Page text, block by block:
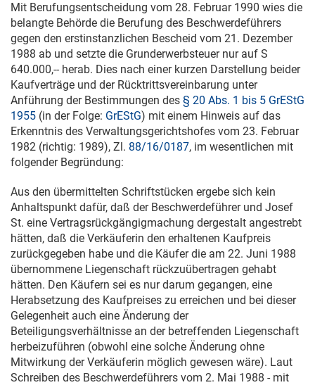
Mit Berufungsentscheidung vom 28. Februar 1990 wies die
belangte Behörde die Berufung des Beschwerdeführers
gegen den erstinstanzlichen Bescheid vom 21. Dezember
1988 ab und setzte die Grunderwerbsteuer nur auf S
640.000,-- herab. Dies nach einer kurzen Darstellung beider
Kaufverträge und der Rücktrittsvereinbarung unter
Anführung der Bestimmungen des § 20 Abs. 1 bis 5 GrEStG
1955 (in der Folge: GrEStG) mit einem Hinweis auf das
Erkenntnis des Verwaltungsgerichtshofes vom 23. Februar
1982 (richtig: 1989), Zl. 88/16/0187, im wesentlichen mit
folgender Begründung:
Aus den übermittelten Schriftstücken ergebe sich kein
Anhaltspunkt dafür, daß der Beschwerdeführer und Josef
St. eine Vertragsrückgängigmachung dergestalt angestrebt
hätten, daß die Verkäuferin den erhaltenen Kaufpreis
zurückgegeben habe und die Käufer die am 22. Juni 1988
übernommene Liegenschaft rückzuübertragen gehabt
hätten. Den Käufern sei es nur darum gegangen, eine
Herabsetzung des Kaufpreises zu erreichen und bei dieser
Gelegenheit auch eine Änderung der
Beteiligungsverhältnisse an der betreffenden Liegenschaft
herbeizuführen (obwohl eine solche Änderung ohne
Mitwirkung der Verkäuferin möglich gewesen wäre). Laut
Schreiben des Beschwerdeführers vom 2. Mai 1988 - mit